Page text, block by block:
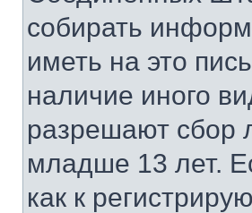
собирать
иметь на это
наличие иного
разрешают сбор
младше 13 лет.
как к